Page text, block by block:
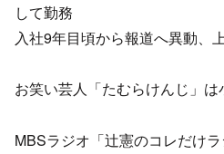
して勤務
入社9年目頃から報道へ異動、
お笑い芸人「たむらけんじ」
MBSラジオ「辻憲のコレだけ